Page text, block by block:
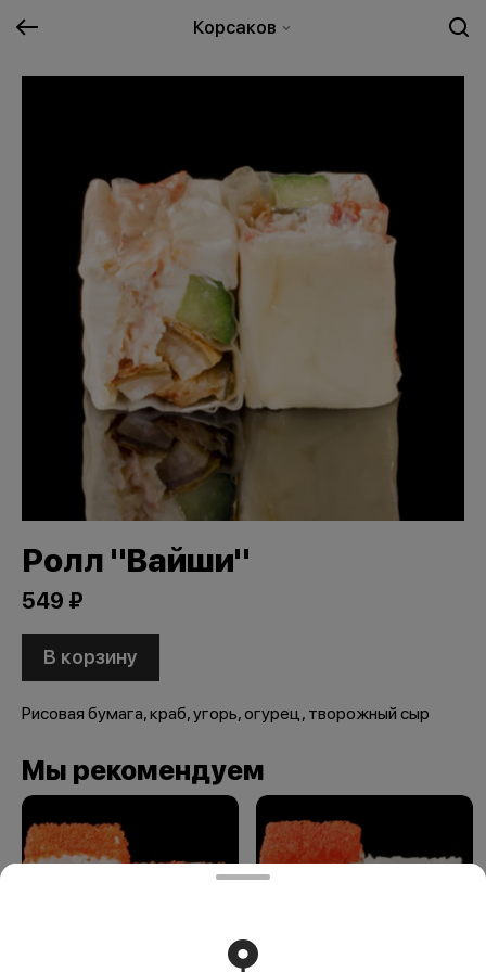
Корсаков
Ролл "Вайши"
549 ₽
В корзину
Рисовая бумага, краб, угорь, огурец, творожный сыр
Мы рекомендуем